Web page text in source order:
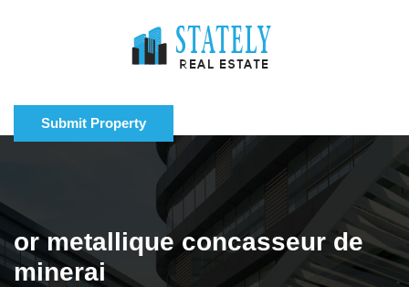
Submit Property
or metallique concasseur de
minerai